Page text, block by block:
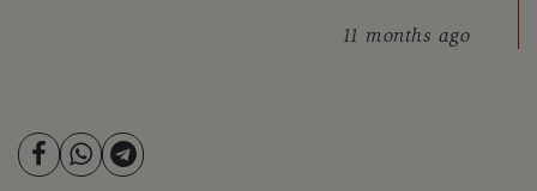
11 months ago